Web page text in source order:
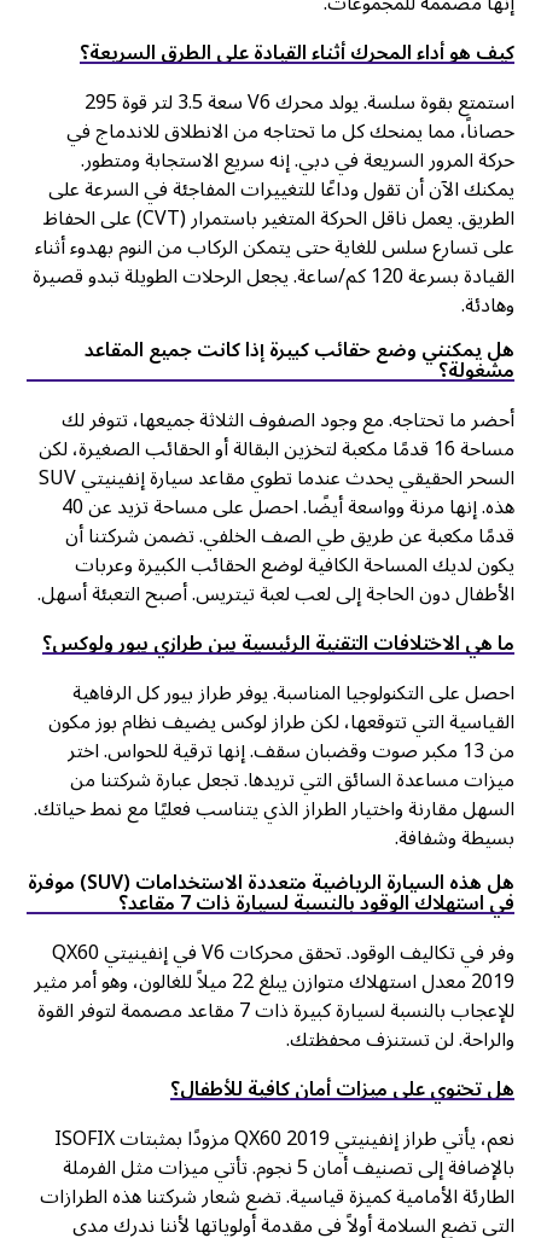
كيف هو أداء المحرك أثناء القيادة على الطرق السريعة؟
استمتع بقوة سلسة. يولد محرك V6 سعة 3.5 لتر قوة 295
حصاناً، مما يمنحك كل ما تحتاجه من الانطلاق للاندماج في
حركة المرور السريعة في دبي. إنه سريع الاستجابة ومتطور.
يمكنك الآن أن تقول وداعًا للتغييرات المفاجئة في السرعة على
الطريق. يعمل ناقل الحركة المتغير باستمرار (CVT) على الحفاظ
على تسارع سلس للغاية حتى يتمكن الركاب من النوم بهدوء أثناء
القيادة بسرعة 120 كم/ساعة. يجعل الرحلات الطويلة تبدو قصيرة
وهادئة.
هل يمكنني وضع حقائب كبيرة إذا كانت جميع المقاعد
مشغولة؟
أحضر ما تحتاجه. مع وجود الصفوف الثلاثة جميعها، تتوفر لك
مساحة 16 قدمًا مكعبة لتخزين البقالة أو الحقائب الصغيرة، لكن
السحر الحقيقي يحدث عندما تطوي مقاعد سيارة إنفينيتي SUV
هذه. إنها مرنة وواسعة أيضًا. احصل على مساحة تزيد عن 40
قدمًا مكعبة عن طريق طي الصف الخلفي. تضمن شركتنا أن
يكون لديك المساحة الكافية لوضع الحقائب الكبيرة وعربات
الأطفال دون الحاجة إلى لعب لعبة تيتريس. أصبح التعبئة أسهل.
ما هي الاختلافات التقنية الرئيسية بين طرازي بيور ولوكس؟
احصل على التكنولوجيا المناسبة. يوفر طراز بيور كل الرفاهية
القياسية التي تتوقعها، لكن طراز لوكس يضيف نظام بوز مكون
من 13 مكبر صوت وقضبان سقف. إنها ترقية للحواس. اختر
ميزات مساعدة السائق التي تريدها. تجعل عبارة شركتنا من
السهل مقارنة واختيار الطراز الذي يتناسب فعليًا مع نمط حياتك.
بسيطة وشفافة.
هل هذه السيارة الرياضية متعددة الاستخدامات (SUV) موفرة
في استهلاك الوقود بالنسبة لسيارة ذات 7 مقاعد؟
وفر في تكاليف الوقود. تحقق محركات V6 في إنفينيتي QX60
2019 معدل استهلاك متوازن يبلغ 22 ميلاً للغالون، وهو أمر مثير
للإعجاب بالنسبة لسيارة كبيرة ذات 7 مقاعد مصممة لتوفر القوة
والراحة. لن تستنزف محفظتك.
هل تحتوي على ميزات أمان كافية للأطفال؟
نعم، يأتي طراز إنفينيتي QX60 2019 مزودًا بمثبتات ISOFIX
بالإضافة إلى تصنيف أمان 5 نجوم. تأتي ميزات مثل الفرملة
الطارئة الأمامية كميزة قياسية. تضع شعار شركتنا هذه الطرازات
التي تضع السلامة أولاً في مقدمة أولوياتها لأننا ندرك مدى